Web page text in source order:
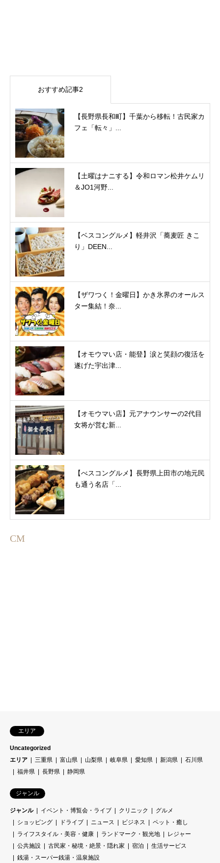
おすすめ記事2
【長野県長和町】千葉から移転！古民家カ
フェ「転々」...
【土曜はナニする】令和ロマン松井ケムリ
＆JO1河野...
【ベスコングルメ】軽井沢「蕎麦匠 きこ
り」DEEN...
【ザワつく！金曜日】かき氷界のオールス
ター集結！奈...
【オモウマい店・能登】涙と笑顔の復活を
遂げた宇出津...
【オモウマい店】元アナウンサーの2代目
女将が営む新...
【べスコングルメ】長野県上田市の地元民
も通う名店「...
CM
エリア
Uncategorized
エリア
三重県 富山県 山梨県 岐阜県 愛知県 新潟県
石川県
福井県
長野県 静岡県
ジャンル
ジャンル イベント・博覧会・ライブ クリニック
グルメ
ショッピング
ドライブ ニュース ビジネス
ペット・癒し
ライフスタイル・美容・健康
ランドマーク・観光地
レジャー
公共施設
古民家・秘境・絶景・隠れ家 宿泊
生活サービス
銭湯・スーパー銭湯・温泉施設